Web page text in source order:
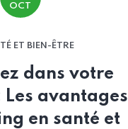
OCT
ET BIEN-ÊTRE
dans votre
Les avantages
en santé et